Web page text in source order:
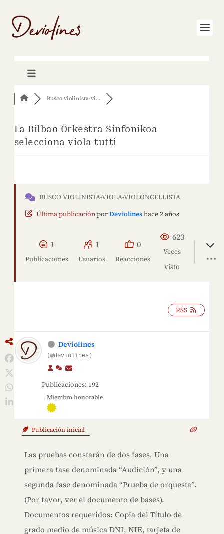
Busco violinista-vi...
La Bilbao Orkestra Sinfonikoa
selecciona viola tutti
BUSCO VIOLINISTA-VIOLA-VIOLONCELLISTA
Última publicaciónporDeviolineshace 2 años
1
Publicaciones
1
Usuarios
0
Reacciones
623
Veces
visto
RSS
Deviolines
(@deviolines)
Publicaciones: 192
Miembro honorable
Publicación inicial
Las pruebas constarán de dos fases, Una
primera fase denominada “Audición”, y una
segunda fase denominada “Prueba de orquesta”.
(Por favor, ver el documento de bases).
Documentos requeridos: Copia del Título de
grado medio de música DNI, NIE, tarjeta de